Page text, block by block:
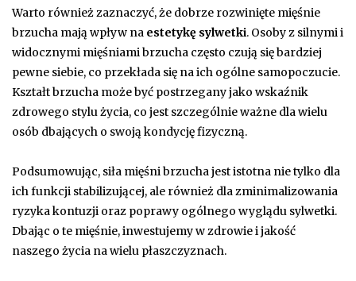
Warto również zaznaczyć, że dobrze rozwinięte mięśnie
brzucha mają wpływ na estetykę sylwetki. Osoby z silnymi i
widocznymi mięśniami brzucha często czują się bardziej
pewne siebie, co przekłada się na ich ogólne samopoczucie.
Kształt brzucha może być postrzegany jako wskaźnik
zdrowego stylu życia, co jest szczególnie ważne dla wielu
osób dbających o swoją kondycję fizyczną.
Podsumowując, siła mięśni brzucha jest istotna nie tylko dla
ich funkcji stabilizującej, ale również dla zminimalizowania
ryzyka kontuzji oraz poprawy ogólnego wyglądu sylwetki.
Dbając o te mięśnie, inwestujemy w zdrowie i jakość
naszego życia na wielu płaszczyznach.